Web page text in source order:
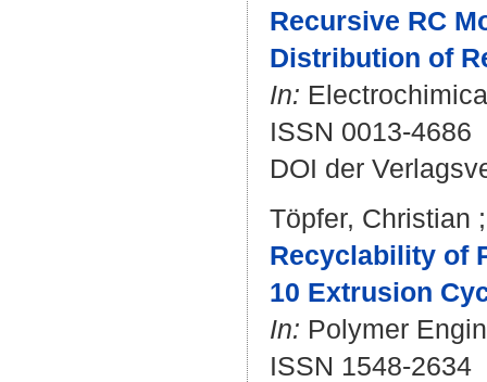
Recursive RC
Distribution of
In:
ISSN 0013-4686
DOI der
Töpfer, Christian
Recyclability of
10 Extrusion
In: Polymer
ISSN 1548-2634